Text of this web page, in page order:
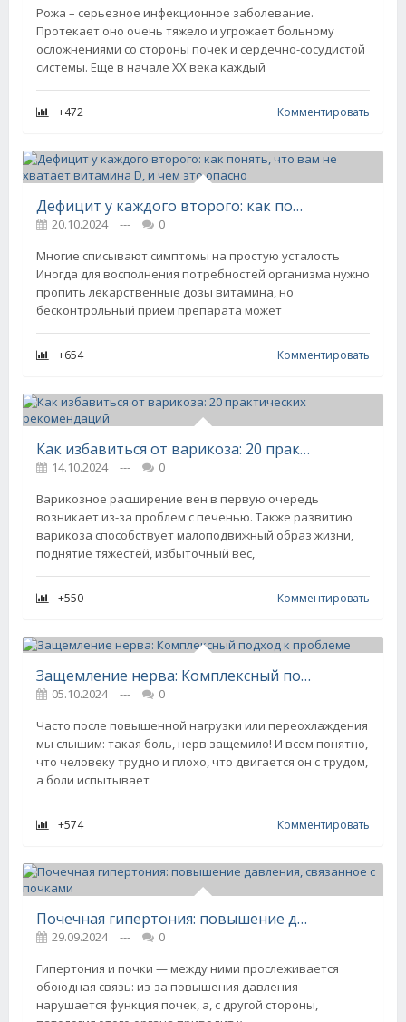
Рожа – серьезное инфекционное заболевание.
Протекает оно очень тяжело и угрожает больному
осложнениями со стороны почек и сердечно-сосудистой
системы. Еще в начале XX века каждый
+472 Комментировать
Дефицит у каждого второго: как понять, что вам не хватает витамина D, и чем это опасно
20.10.2024 ---
0
Многие списывают симптомы на простую усталость
Иногда для восполнения потребностей организма нужно
пропить лекарственные дозы витамина, но
бесконтрольный прием препарата может
+654 Комментировать
Как избавиться от варикоза: 20 практических рекомендаций
14.10.2024 ---
0
Варикозное расширение вен в первую очередь
возникает из-за проблем с печенью. Также развитию
варикоза способствует малоподвижный образ жизни,
поднятие тяжестей, избыточный вес,
+550 Комментировать
Защемление нерва: Комплексный подход к проблеме
05.10.2024 ---
0
Часто после повышенной нагрузки или переохлаждения
мы слышим: такая боль, нерв защемило! И всем понятно,
что человеку трудно и плохо, что двигается он с трудом,
а боли испытывает
+574 Комментировать
Почечная гипертония: повышение давления, связанное с почками
29.09.2024 ---
0
Гипертония и почки — между ними прослеживается
обоюдная связь: из-за повышения давления
нарушается функция почек, а, с другой стороны,